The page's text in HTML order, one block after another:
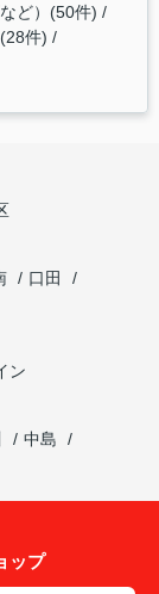
ど）(50件)
件)
口田
ン
中島
ップ